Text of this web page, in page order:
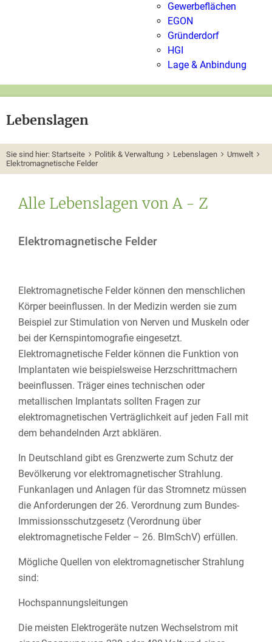
Gewerbeflächen
EGON
Gründerdorf
HGI
Lage & Anbindung
Lebenslagen
Sie sind hier: Startseite Politik & Verwaltung Lebenslagen
Umwelt
Elektromagnetische Felder
Alle Lebenslagen von A - Z
Elektromagnetische Felder
Elektromagnetische Felder können den menschlichen
Körper beeinflussen. In der Medizin werden sie zum
Beispiel zur Stimulation von Nerven und Muskeln oder
bei der Kernspintomografie eingesetzt.
Elektromagnetische Felder können die Funktion von
Implantaten wie beispielsweise Herzschrittmachern
beeinflussen. Träger eines technischen oder
metallischen Implantats sollten Fragen zur
elektromagnetischen Verträglichkeit auf jeden Fall mit
dem behandelnden Arzt abklären.
In Deutschland gibt es Grenzwerte zum Schutz der
Bevölkerung vor elektromagnetischer Strahlung.
Funkanlagen und Anlagen für das Stromnetz müssen
die Anforderungen der 26. Verordnung zum Bundes-
Immissionsschutzgesetz (Verordnung über
elektromagnetische Felder – 26. BImSchV) erfüllen.
Mögliche Quellen von elektromagnetischer Strahlung
sind:
Hochspannungsleitungen
Die meisten Elektrogeräte nutzen Wechselstrom mit